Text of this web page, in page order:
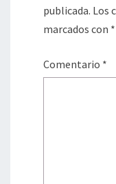
publicada. Los
marcados con *
Comentario *